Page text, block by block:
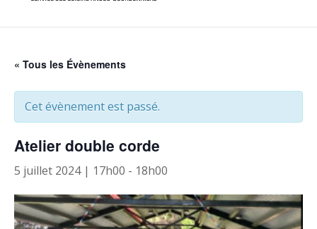
« Tous les Évènements
Cet évènement est passé.
Atelier double corde
5 juillet 2024 | 17h00 - 18h00